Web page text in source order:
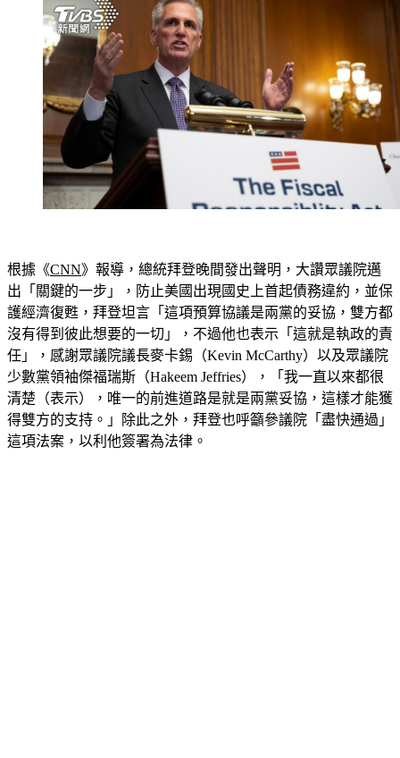
根據《CNN》報導，總統拜登晚間發出聲明，大讚眾議院邁
出「關鍵的一步」，防止美國出現國史上首起債務違約，並保
護經濟復甦，拜登坦言「這項預算協議是兩黨的妥協，雙方都
沒有得到彼此想要的一切」，不過他也表示「這就是執政的責
任」，感謝眾議院議長麥卡錫（Kevin McCarthy）以及眾議院
少數黨領袖傑福瑞斯（Hakeem Jeffries），「我一直以來都很
清楚（表示），唯一的前進道路是就是兩黨妥協，這樣才能獲
得雙方的支持。」除此之外，拜登也呼籲參議院「盡快通過」
這項法案，以利他簽署為法律。